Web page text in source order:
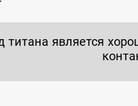
титана является